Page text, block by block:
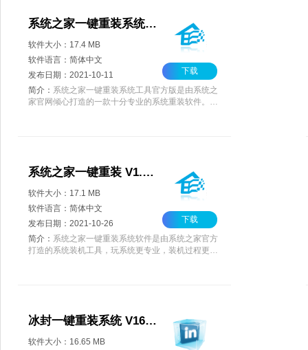
系统之家一键重装系统工具 V1.1 官方版
软件大小：17.4 MB
软件语言：简体中文
发布日期：2021-10-11
下载
简介： 系统之家一键重装系统工具官方版是由系统之
家官网倾心打造的一款十分专业的系统重装软件。系
系统之家一键重装 V1.2.2021 官方版
软件大小：17.1 MB
软件语言：简体中文
发布日期：2021-10-26
下载
简介： 系统之家一键重装系统软件是由系统之家官方
打造的系统装机工具，玩系统更专业，装机过程更简
冰封一键重装系统 V16.0 最新版
软件大小：16.65 MB